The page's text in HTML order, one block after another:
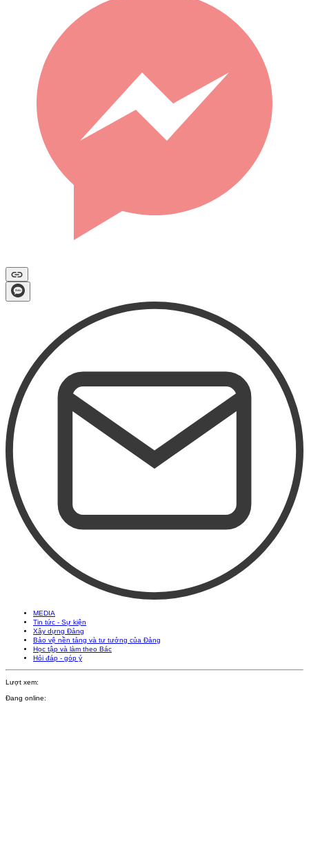
MEDIA
Tin tức - Sự kiện
Xây dựng Đảng
Bảo vệ nền tảng và tư tưởng của Đảng
Học tập và làm theo Bác
Hỏi đáp - góp ý
Lượt xem:
Đang online: